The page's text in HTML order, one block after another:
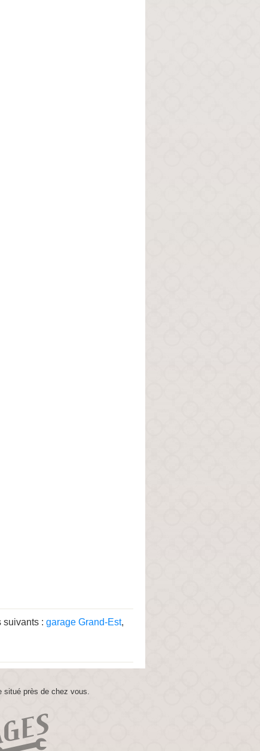
suivants : garage Grand-Est,
situé près de chez vous.